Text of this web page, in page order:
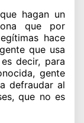
hagan un
que por
hace
que usa
decir, para
gente
defraudar al
que no es